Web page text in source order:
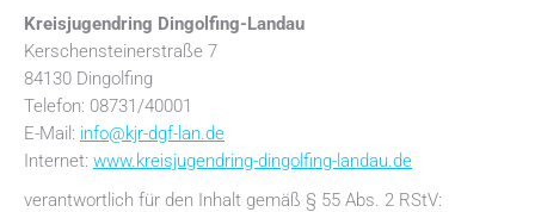
Kreisjugendring Dingolfing-Landau
Kerschensteinerstraße 7
84130 Dingolfing
Telefon: 08731/40001
E-Mail: info@kjr-dgf-lan.de
Internet: www.kreisjugendring-dingolfing-landau.de
verantwortlich für den Inhalt gemäß § 55 Abs. 2 RStV: